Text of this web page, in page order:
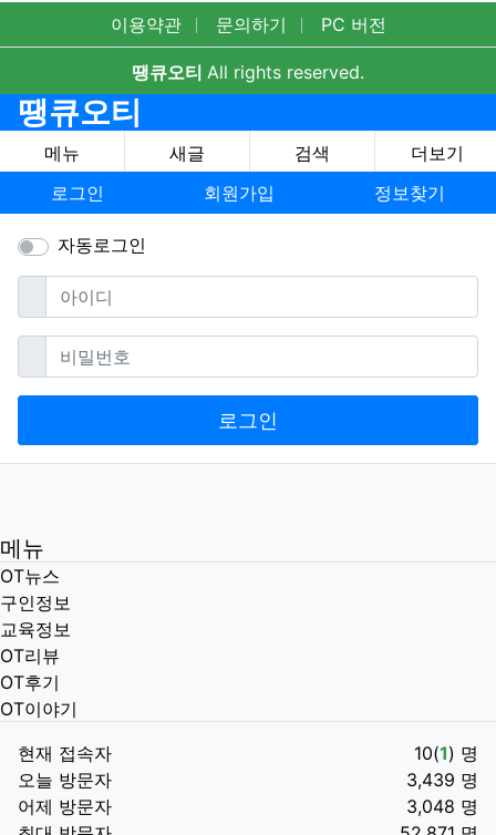
이용약관 문의하기 PC 버전
땡큐오티 All rights reserved.
땡큐오티
메뉴 새글 검색
더보기
로그인
회원가입 정보찾기
자동로그인
아이디필수
비밀번호필수
로그인
메뉴
OT뉴스
구인정보
교육정보
OT리뷰
OT후기
OT이야기
현재 접속자
10(1) 명
오늘 방문자
3,439 명
어제 방문자
3,048 명